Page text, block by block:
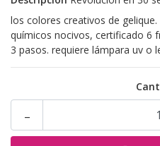
los colores creativos de
químicos nocivos, certificado 6
3 pasos. requiere lámpara uv o
-